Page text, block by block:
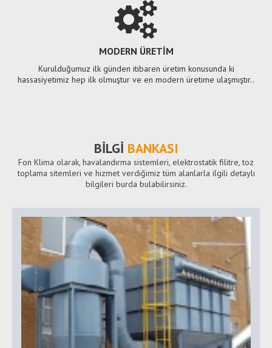
MODERN ÜRETİM
Kurulduğumuz ilk günden itibaren üretim konusunda ki
hassasiyetimiz hep ilk olmuştur ve en modern üretime ulaşmıştır..
BİLGİ BANKASI
Fon Klima olarak, havalandırma sistemleri, elektrostatik filitre, toz
toplama sitemleri ve hizmet verdiğimiz tüm alanlarla ilgili detaylı
bilgileri burda bulabilirsiniz.